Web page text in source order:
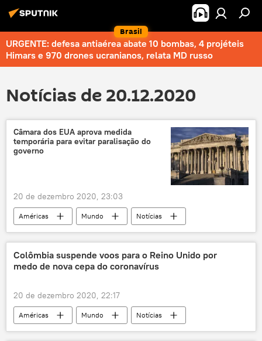
Brasil
URGENTE: defesa antiaérea abate 10 bombas, 4 projéteis
Himars e 970 drones ucranianos, relata MD russo
Notícias de 20.12.2020
Câmara dos EUA aprova medida
temporária para evitar paralisação do
governo
20 de dezembro 2020, 23:03
Américas Mundo
Notícias
Câmara dos EUA
fechamento
governo
EUA
Colômbia suspende voos para o Reino Unido por
medo de nova cepa do coronavírus
20 de dezembro 2020, 22:17
Américas Mundo
Notícias
pandemia
COVID-19
voos